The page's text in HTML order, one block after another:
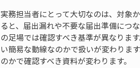
実務担当者にとって大切なのは、対象
ると、届出漏れや不要な届出準備につ
の足場では確認すべき基準が異なりま
い簡易な動線なのかで扱いが変わりま
のかで確認すべき資料が変わります。